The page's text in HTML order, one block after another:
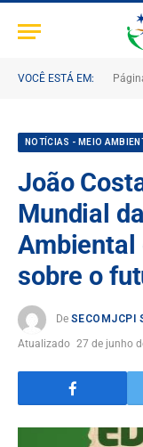
VOCÊ ESTÁ EM:
NOTÍCIAS - MEIO
João
Mundial
Ambiental
sobre o
De SECOMJCPI
Atualizado 27 de junho